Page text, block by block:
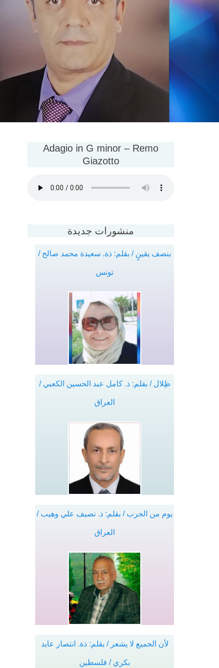
Adagio in G minor – Remo
Giazotto
منشورات جديدة
بنصف يقينٍ / بقلم: ذة. سعيدة محمد صالح /
تونس
ظِلال / بقلم: ذ. كامل عبد الحسين الكعبي /
العراق
يوم من الحرب / بقلم: ذ. نصيف علي وهيب /
العراق
لأن الجميع لا يشعر / بقلم: ذة. انتصار عابد
بكري / فلسطين